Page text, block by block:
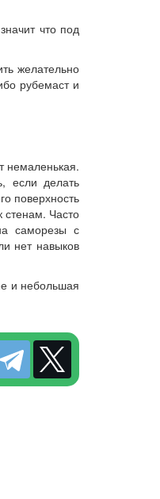
что под
желательно
рубемаст и
немаленькая.
если делать
поверхность
стенам. Часто
саморезы с
нет навыков
и небольшая